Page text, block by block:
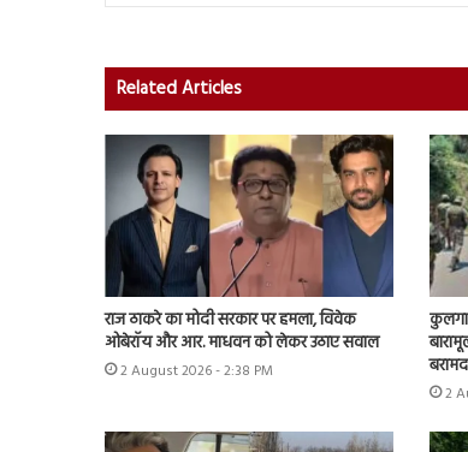
Related Articles
राज ठाकरे का मोदी सरकार पर हमला, विवेक
ओबेरॉय और आर. माधवन को लेकर उठाए सवाल
2 August 2026 - 2:38 PM
बरामद
2